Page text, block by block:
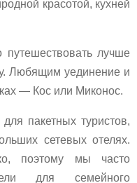
красотой, кухней
путешествовать лучше
Любящим уединение и
— Кос или Миконос.
пакетных туристов,
сетевых отелях.
поэтому мы часто
для семейного